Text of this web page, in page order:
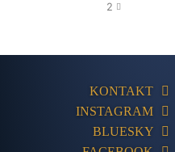
2
KONTAKT
INSTAGRAM
BLUESKY